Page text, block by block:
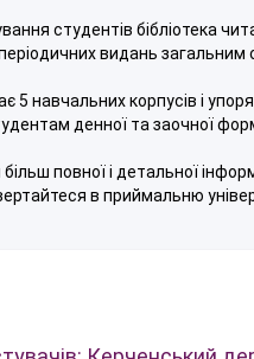
студентів бібліотека
видань загальним
5 навчальних корпусів і
денної та заочної
повної і детальної
в приймальню